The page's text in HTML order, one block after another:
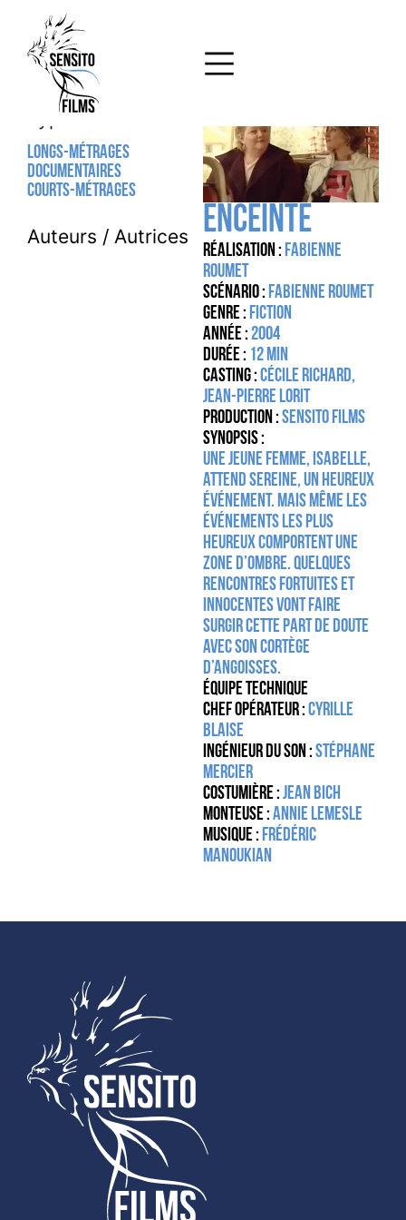
Type
Longs-métrages
Documentaires
Courts-métrages
Auteurs / Autrices ENCEINTE
Réalisation :Fabienne
Roumet
Scénario :Fabienne Roumet
Genre :Fiction
Année :2004
Durée : 12 MIN
Casting :Cécile Richard,
Jean-Pierre Lorit
Production:Sensito Films
Synopsis :
Une jeune femme, Isabelle,
attend sereine, un heureux
événement. Mais même les
événements les plus
heureux comportent une
zone d’ombre. Quelques
rencontres fortuites et
innocentes vont faire
surgir cette part de doute
avec son cortège
d’angoisses.
Équipe technique
Chef opérateur :Cyrille
Blaise
Ingénieur du son :Stéphane
Mercier
Costumière :Jean Bich
Monteuse :Annie Lemesle
Musique :Frédéric
Manoukian